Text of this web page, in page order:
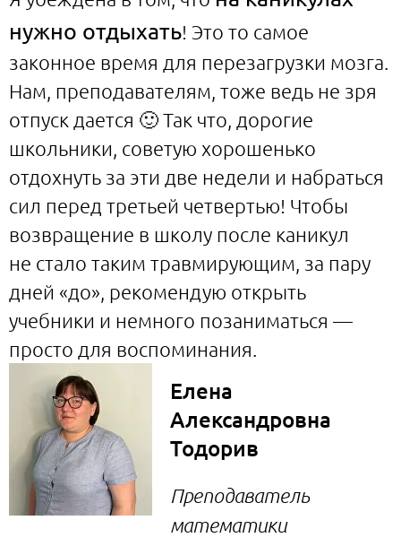
нужно отдыхать! Это то самое
законное время для перезагрузки мозга.
Нам, преподавателям, тоже ведь не зря
отпуск дается 🙂 Так что, дорогие
школьники, советую хорошенько
отдохнуть за эти две недели и набраться
сил перед третьей четвертью! Чтобы
возвращение в школу после каникул
не стало таким травмирующим, за пару
дней «до», рекомендую открыть
учебники и немного позаниматься —
просто для воспоминания.
Елена
Александровна
Тодорив
Преподаватель
математики